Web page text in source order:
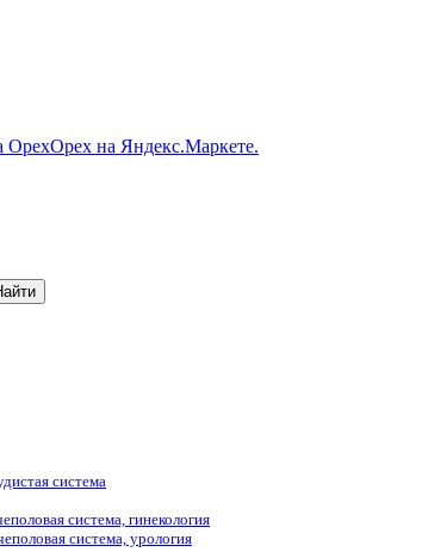
система
система, гинекология
система, урология